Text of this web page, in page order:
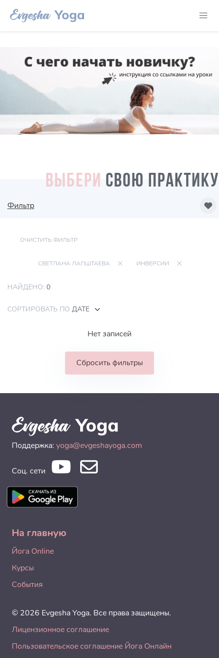
ВЫБЕРИ СВОЮ ПРАКТИКУ
Фильтр
ОЧИСТИТЬ ФИЛЬТР
СВЕТЛАНА ЛАПШТАЕВА ИНВЕРСИИ
НАЙДЕНО: 0
СОРТИРОВАТЬ ПО ДАТЕ
Нет записей
Сбросить фильтры
Поддержка: yoga@evgeshayoga.com
Соц. сети
На главную
Йога Online
Курсы
События
© 2026 Evgesha Yoga. Все права защищены.
Лицензионное соглашение
Пользовательское соглашение Йога Онлайн